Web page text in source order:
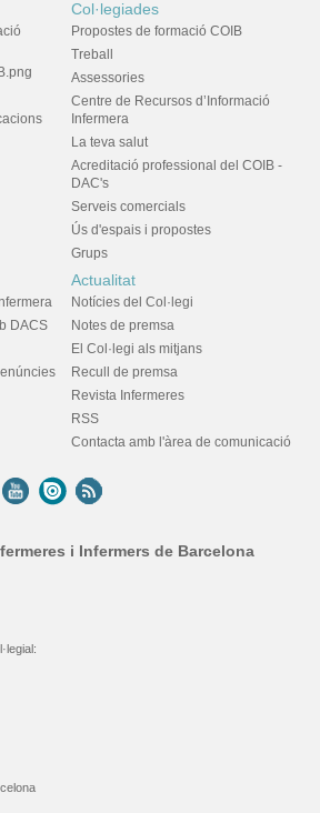
Col·legiades
Propostes de formació COIB
Treball
Assessories
Centre de Recursos d’Informació
Infermera
La teva salut
Acreditació professional del COIB -
DAC's
Serveis comercials
Ús d'espais i propostes
Grups
DACS
Actualitat
Notícies del Col·legi
Notes de premsa
El Col·legi als mitjans
Recull de premsa
Revista Infermeres
RSS
Contacta amb l'àrea de comunicació
i Infermers de Barcelona